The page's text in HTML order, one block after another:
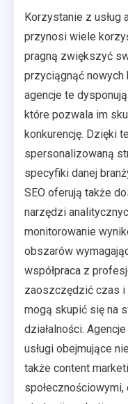
Korzystanie z usług
przynosi wiele
pragną zwiększyć
przyciągnąć
agencje te
które pozwala im
konkurencję. Dzięki
spersonalizowaną
specyfiki danej
SEO oferują także
narzędzi
monitorowanie
obszarów
współpraca z
zaoszczędzić czas i
mogą skupić się na
działalności.
usługi obejmujące
także content